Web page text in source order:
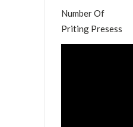
Number Of
Priting Presess